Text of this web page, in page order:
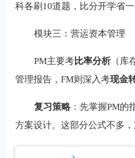
科各刷10道题，比分开学省一
模块三：营运资本管理
PM主要考比率分析（库
管理报告，FM则深入考现金
复习策略：先掌握PM的
方案设计。这部分公式不多，